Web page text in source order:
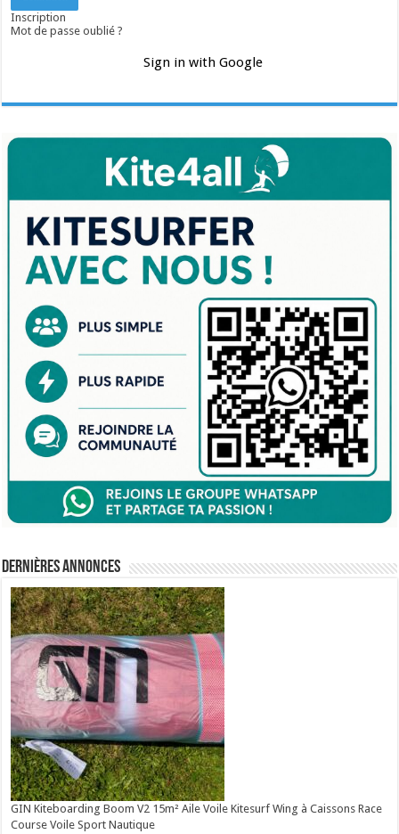
Inscription
Mot de passe oublié ?
Sign in with Google
Dernières annonces
GIN Kiteboarding Boom V2 15m² Aile Voile Kitesurf Wing à Caissons Race
Course Voile Sport Nautique